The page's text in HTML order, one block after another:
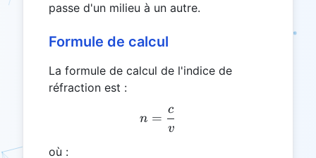
passe d'un milieu à un autre.
Formule de calcul
La formule de calcul de l'indice de
réfraction est :
n = \frac{c}{v}
n =
v
c
où :